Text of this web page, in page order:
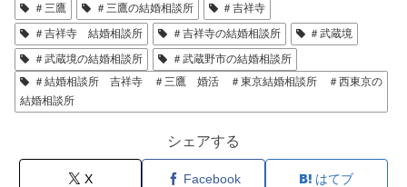
＃三鷹
＃三鷹の結婚相談所
＃吉祥寺
＃吉祥寺 結婚相談所
＃吉祥寺の結婚相談所
＃武蔵境
＃武蔵境の結婚相談所
＃武蔵野市の結婚相談所
＃結婚相談所 吉祥寺 ＃三鷹 婚活 ＃東京結婚相談所 ＃西東京の
結婚相談所
シェアする
X Facebook はてブ